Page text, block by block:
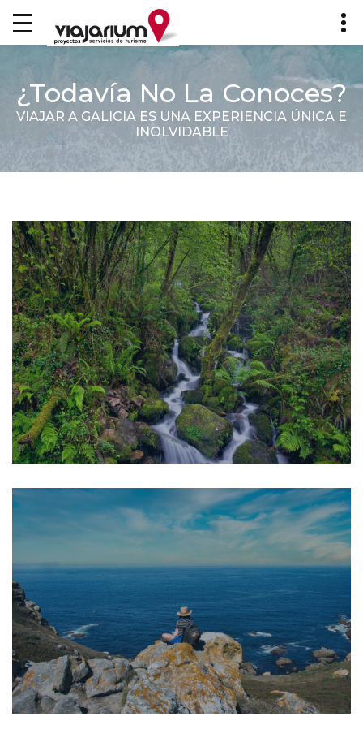
¿Todavía No La Conoces?
VIAJAR A GALICIA ES UNA EXPERIENCIA ÚNICA E
INOLVIDABLE